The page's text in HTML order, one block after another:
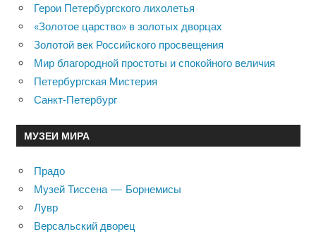
Герои Петербургского лихолетья
«Золотое царство» в золотых дворцах
Золотой век Российского просвещения
Мир благородной простоты и спокойного величия
Петербургская Мистерия
Санкт-Петербург
МУЗЕИ МИРА
Прадо
Музей Тиссена — Борнемисы
Лувр
Версальский дворец